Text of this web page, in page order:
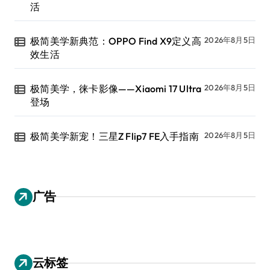
活
极简美学新典范：OPPO Find X9定义高
效生活
2026年8月5日
极简美学，徕卡影像——Xiaomi 17 Ultra
登场
2026年8月5日
极简美学新宠！三星Z Flip7 FE入手指南 2026年8月5日
广告
云标签